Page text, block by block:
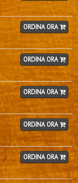
ORDINA ORA
ORDINA ORA
ORDINA ORA
ORDINA ORA
ORDINA ORA